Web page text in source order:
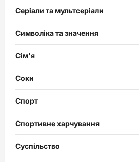
Серіали та мультсеріали
Символіка та значення
Сім'я
Соки
Спорт
Спортивне харчування
Суспільство